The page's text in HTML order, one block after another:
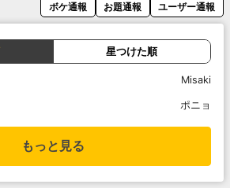
ボケ通報 お題通報 ユーザー通報
星つけた順
Misaki
ポニョ
もっと見る